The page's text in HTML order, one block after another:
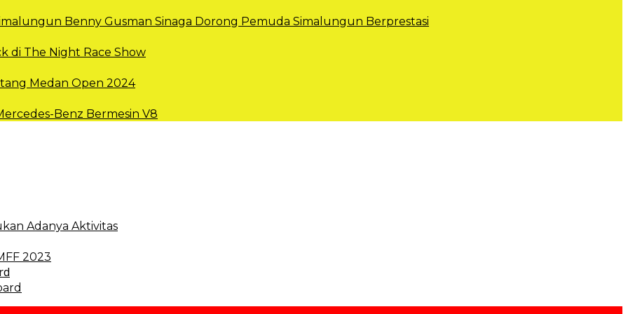
Benny Gusman Sinaga Dorong Pemuda Simalungun Berprestasi
di The Night Race Show
Medan Open 2024
Benz Bermesin V8
Adanya Aktivitas
2023